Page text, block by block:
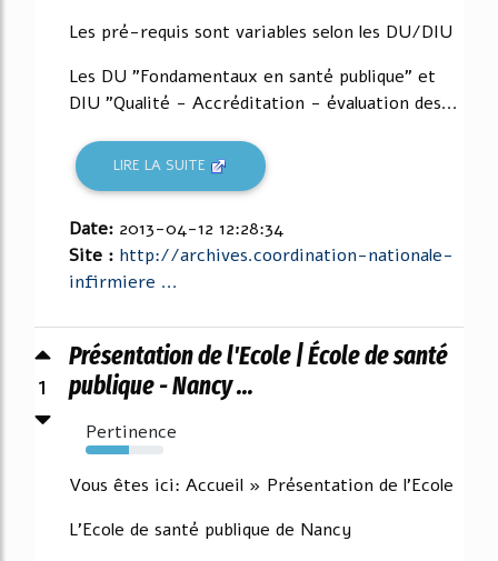
Les pré-requis sont variables selon les DU/DIU
Les DU "Fondamentaux en santé publique" et
DIU "Qualité - Accréditation - évaluation des...
LIRE LA SUITE
Date: 2013-04-12 12:28:34
Site : http://archives.coordination-nationale-
infirmiere ...
1
Présentation de l'Ecole | École de santé
publique - Nancy ...
Pertinence
55%
Vous êtes ici: Accueil » Présentation de l'Ecole
L'Ecole de santé publique de Nancy